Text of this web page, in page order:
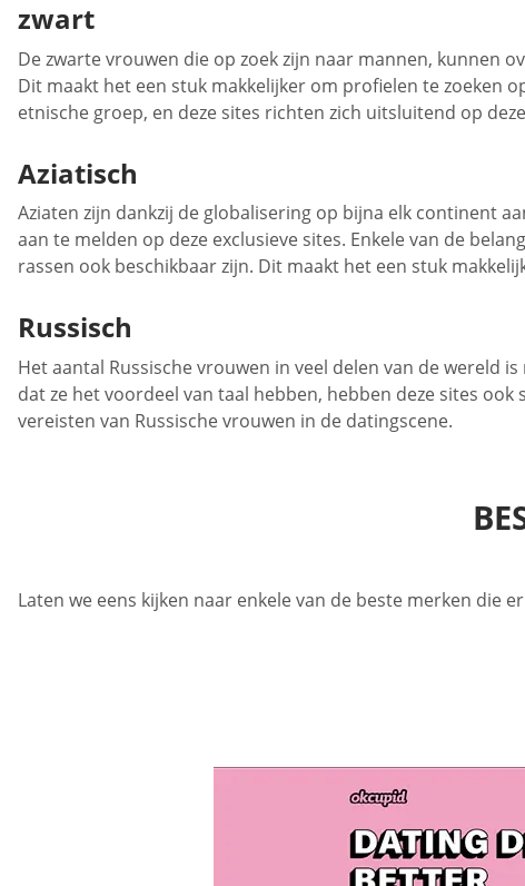
zwart
De zwarte vrouwen die op zoek zijn naar mannen, kunnen
Dit maakt het een stuk makkelijker om profielen te zoeken
etnische groep, en deze sites richten zich uitsluitend op
Aziatisch
Aziaten zijn dankzij de globalisering op bijna elk continent
aan te melden op deze exclusieve sites. Enkele van de
rassen ook beschikbaar zijn. Dit maakt het een stuk
Russisch
Het aantal Russische vrouwen in veel delen van de wereld
dat ze het voordeel van taal hebben, hebben deze sites
vereisten van Russische vrouwen in de datingscene.
Laten we eens kijken naar enkele van de beste merken die